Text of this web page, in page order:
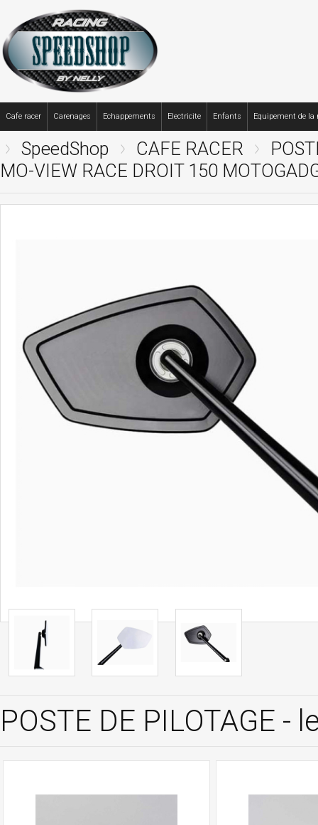
Cafe racer Carenages Echappements Electricite Enfants Equipement de la
SpeedShop CAFE RACER
MO-VIEW RACE DROIT 150
POSTE DE PILOTAGE